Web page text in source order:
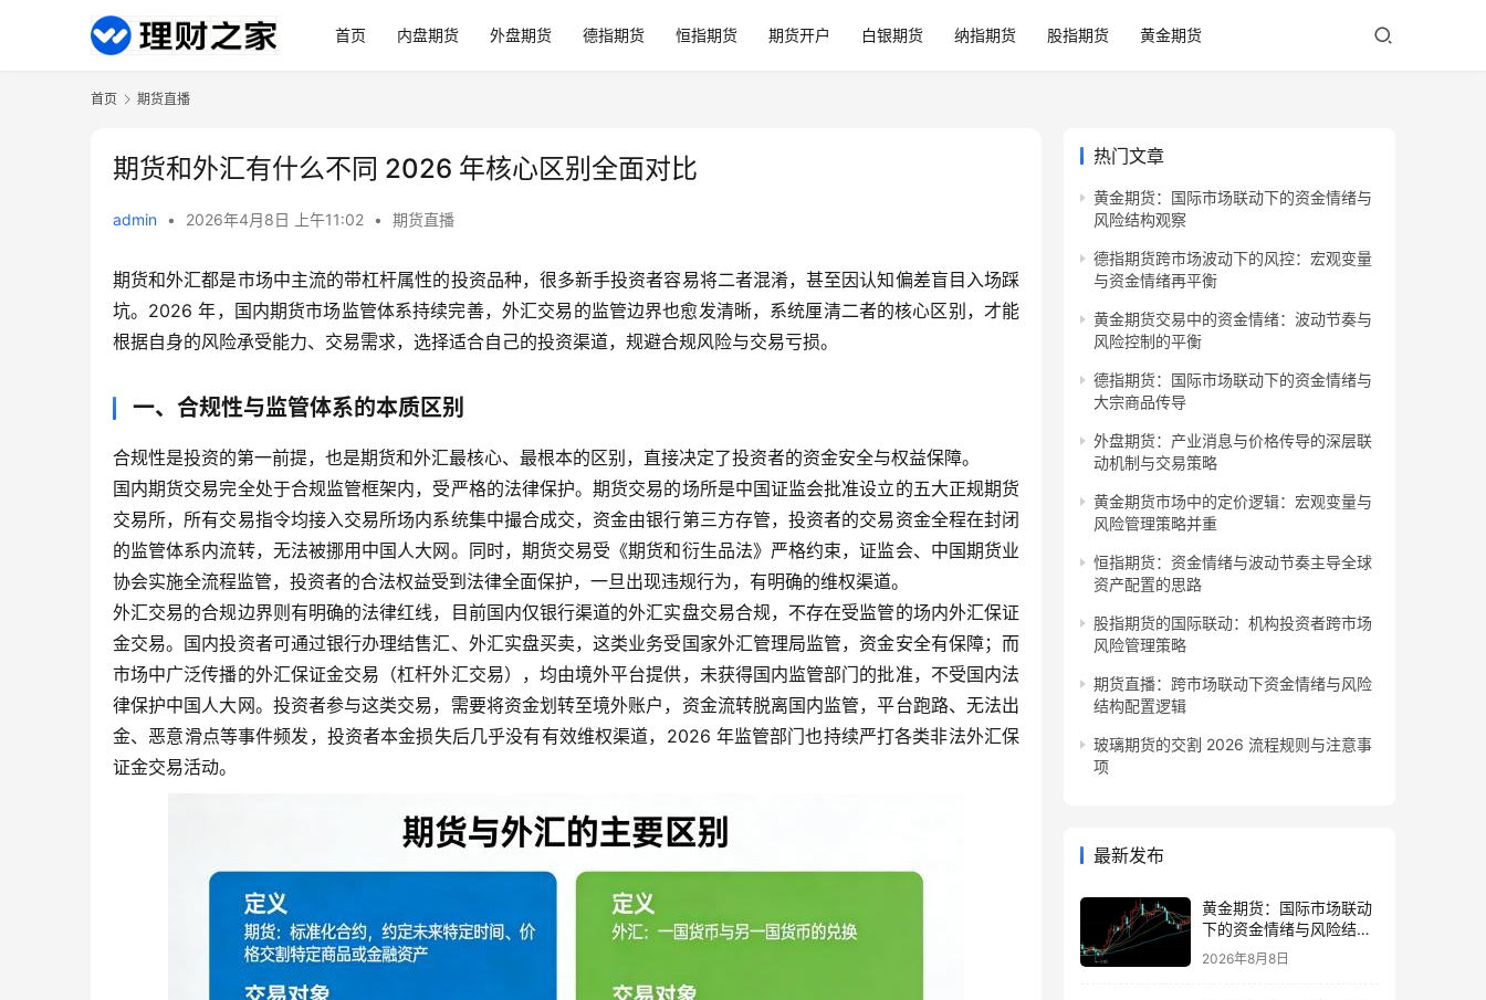
首页 内盘期货 外盘期货 德指期货 恒指期货 期货开户 白银期货 纳指期货 股指期货 黄金期货
首页 期货直播
期货和外汇有什么不同 2026 年核心区别全面对比
admin • 2026年4月8日 上午11:02 • 期货直播
期货和外汇都是市场中主流的带杠杆属性的投资品种，很多新手投资者容易将二者混淆，甚至因认知偏差盲目入场踩
坑。2026 年，国内期货市场监管体系持续完善，外汇交易的监管边界也愈发清晰，系统厘清二者的核心区别，才能
根据自身的风险承受能力、交易需求，选择适合自己的投资渠道，规避合规风险与交易亏损。
一、合规性与监管体系的本质区别
合规性是投资的第一前提，也是期货和外汇最核心、最根本的区别，直接决定了投资者的资金安全与权益保障。
国内期货交易完全处于合规监管框架内，受严格的法律保护。期货交易的场所是中国证监会批准设立的五大正规期货
交易所，所有交易指令均接入交易所场内系统集中撮合成交，资金由银行第三方存管，投资者的交易资金全程在封闭
的监管体系内流转，无法被挪用中国人大网。同时，期货交易受《期货和衍生品法》严格约束，证监会、中国期货业
协会实施全流程监管，投资者的合法权益受到法律全面保护，一旦出现违规行为，有明确的维权渠道。
外汇交易的合规边界则有明确的法律红线，目前国内仅银行渠道的外汇实盘交易合规，不存在受监管的场内外汇保证
金交易。国内投资者可通过银行办理结售汇、外汇实盘买卖，这类业务受国家外汇管理局监管，资金安全有保障；而
市场中广泛传播的外汇保证金交易（杠杆外汇交易），均由境外平台提供，未获得国内监管部门的批准，不受国内法
律保护中国人大网。投资者参与这类交易，需要将资金划转至境外账户，资金流转脱离国内监管，平台跑路、无法出
金、恶意滑点等事件频发，投资者本金损失后几乎没有有效维权渠道，2026 年监管部门也持续严打各类非法外汇保
证金交易活动。
热门文章
黄金期货：国际市场联动下的资金情绪与
风险结构观察
德指期货跨市场波动下的风控：宏观变量
与资金情绪再平衡
黄金期货交易中的资金情绪：波动节奏与
风险控制的平衡
德指期货：国际市场联动下的资金情绪与
大宗商品传导
外盘期货：产业消息与价格传导的深层联
动机制与交易策略
黄金期货市场中的定价逻辑：宏观变量与
风险管理策略并重
恒指期货：资金情绪与波动节奏主导全球
资产配置的思路
股指期货的国际联动：机构投资者跨市场
风险管理策略
期货直播：跨市场联动下资金情绪与风险
结构配置逻辑
玻璃期货的交割 2026 流程规则与注意事
项
最新发布
黄金期货：国际市场联动
下的资金情绪与风险结构
观察
2026年8月8日